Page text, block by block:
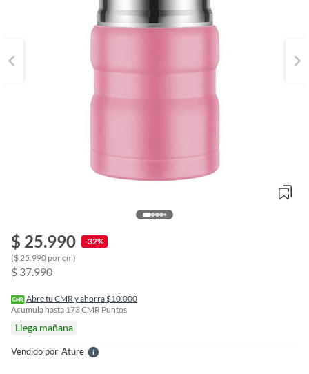
$ 25.990
-32%
($ 25.990 por cm)
$ 37.990
Abre tu CMR y ahorra $10.000
Acumula hasta 173CMR Puntos
Llega mañana
Vendido por AtureS
e
r